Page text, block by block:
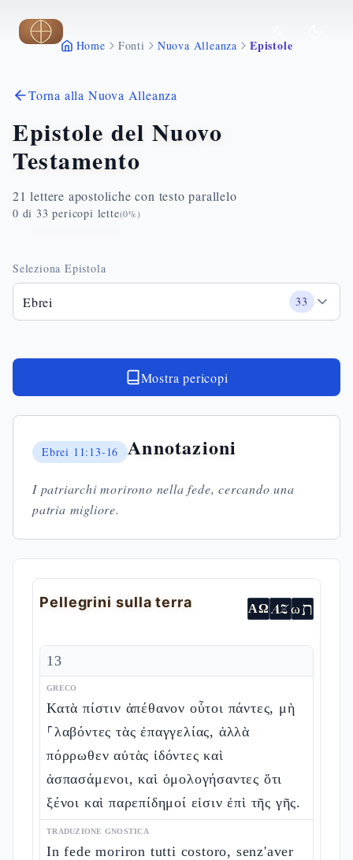
Vai al contenuto principale
Home Fonti Nuova Alleanza Epistole
Torna alla Nuova Alleanza
Epistole del Nuovo
Testamento
21 lettere apostoliche con testo parallelo
0 di 33 pericopi lette(0%)
Seleziona Epistola
Ebrei 33
Mostra pericopi
Ebrei 11:13-16 Annotazioni
I patriarchi morirono nella fede, cercando una
patria migliore.
Pellegrini sulla terra ΑΩ AZωת
13
GRECO
Κατὰ πίστιν ἀπέθανον οὗτοι πάντες, μὴ
⸀λαβόντες τὰς ἐπαγγελίας, ἀλλὰ
πόρρωθεν αὐτὰς ἰδόντες καὶ
ἀσπασάμενοι, καὶ ὁμολογήσαντες ὅτι
ξένοι καὶ παρεπίδημοί εἰσιν ἐπὶ τῆς γῆς.
TRADUZIONE GNOSTICA
In fede moriron tutti costoro, senz'aver